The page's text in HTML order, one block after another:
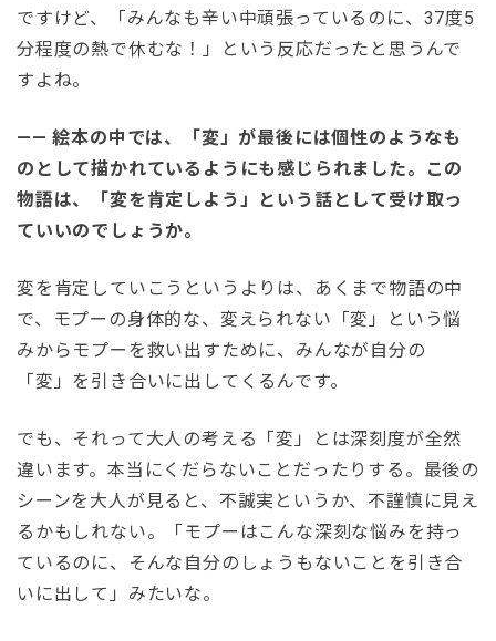
ですけど、「みんなも辛い中頑張っているのに、37度5
分程度の熱で休むな！」という反応だったと思うんで
すよね。
—— 絵本の中では、「変」が最後には個性のようなも
のとして描かれているようにも感じられました。この
物語は、「変を肯定しよう」という話として受け取っ
ていいのでしょうか。
変を肯定していこうというよりは、あくまで物語の中
で、モプーの身体的な、変えられない「変」という悩
みからモプーを救い出すために、みんなが自分の
「変」を引き合いに出してくるんです。
でも、それって大人の考える「変」とは深刻度が全然
違います。本当にくだらないことだったりする。最後の
シーンを大人が見ると、不誠実というか、不謹慎に見え
るかもしれない。「モプーはこんな深刻な悩みを持っ
ているのに、そんな自分のしょうもないことを引き合
いに出して」みたいな。